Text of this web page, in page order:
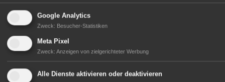
Google Analytics
Zweck: Besucher-Statistiken
Meta Pixel
Zweck: Anzeigen von zielgerichteter Werbung
Alle Dienste aktivieren oder deaktivieren